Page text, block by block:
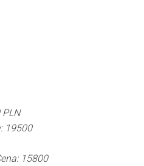
19500
15800